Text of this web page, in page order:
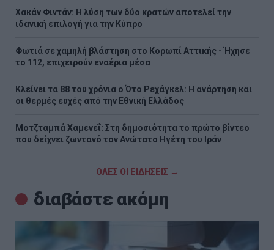
Χακάν Φιντάν: Η λύση των δύο κρατών αποτελεί την
ιδανική επιλογή για την Κύπρο
Φωτιά σε χαμηλή βλάστηση στο Κορωπί Αττικής - Ήχησε
το 112, επιχειρούν εναέρια μέσα
Κλείνει τα 88 του χρόνια ο Ότο Ρεχάγκελ: Η ανάρτηση και
οι θερμές ευχές από την Εθνική Ελλάδος
Μοτζταμπά Χαμενεΐ: Στη δημοσιότητα το πρώτο βίντεο
που δείχνει ζωντανό τον Ανώτατο Ηγέτη του Ιράν
ΟΛΕΣ ΟΙ ΕΙΔΗΣΕΙΣ →
διαβάστε ακόμη